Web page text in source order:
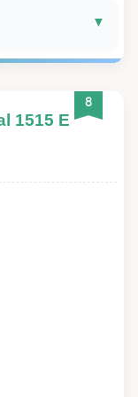
8
1515 E